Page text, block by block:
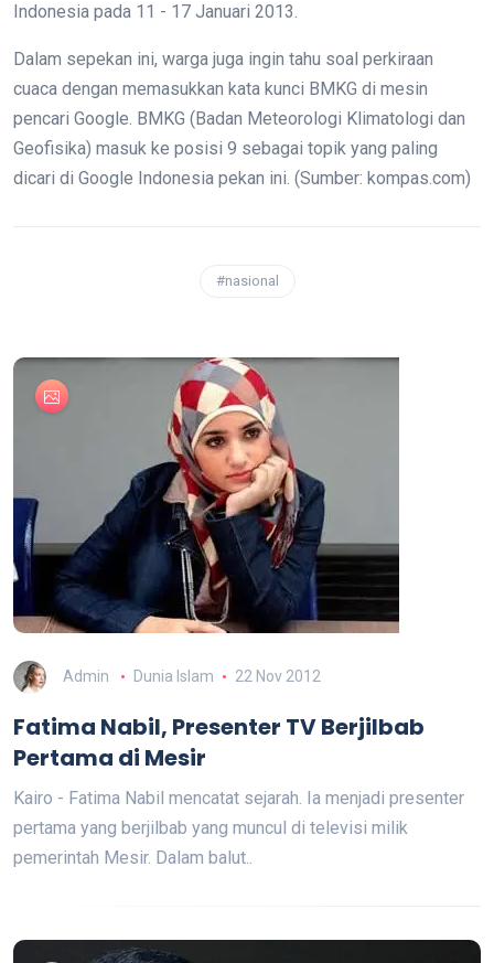
Indonesia pada 11 - 17 Januari 2013.
Dalam sepekan ini, warga juga ingin tahu soal perkiraan
cuaca dengan memasukkan kata kunci BMKG di mesin
pencari Google. BMKG (Badan Meteorologi Klimatologi dan
Geofisika) masuk ke posisi 9 sebagai topik yang paling
dicari di Google Indonesia pekan ini. (Sumber: kompas.com)
#nasional
Admin Dunia Islam 22 Nov 2012
Fatima Nabil, Presenter TV Berjilbab
Pertama di Mesir
Kairo - Fatima Nabil mencatat sejarah. Ia menjadi presenter
pertama yang berjilbab yang muncul di televisi milik
pemerintah Mesir. Dalam balut..